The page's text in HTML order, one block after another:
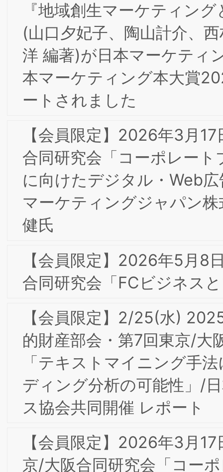
【会員限定】2026年5月8日 第１回東阪
合同研究会「FCビジネスとブランド」
【会員限定】2/25(水) 2025年度 第1回
的財産部会・第7回東京/大阪合同研究会
「テキストマイニング手法によるブラ
ディング分析の可能性」/日本ライセン
ス協会共同開催 レポート
【会員限定】2026年3月17日(火)第8回
京/大阪合同研究会「コーポレートブラ
ド構築に向けたデジタル・Web広告」
【重要】当研究所代表者・関係者を装っ
たLINE誘導迷惑メールについて
2/25(水)第１回知的財産部会・第7回東
京/大阪合同研究会「テキストマイニン
グ手法によるブランディング分析の可能
性」/日本ライセンス協会共同開催
2026年 新年のご挨拶
【会員限定】2025年4月 東京第25回フ
ォーラム開催レポート
【会員限定】2025年10月 東京第26回フ
ォーラム開催レポート
【会員限定】12/3(水)2025年度第5回東
様のために』お客様に愛され、好まれる
スーパーコノミヤ」開催レポート